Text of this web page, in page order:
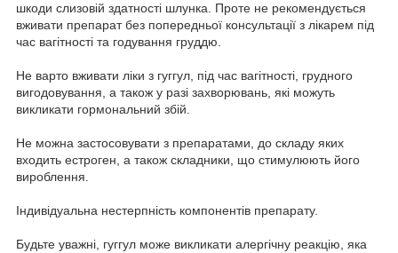
шкоди слизовій здатності шлунка. Проте не рекомендується
вживати препарат без попередньої консультації з лікарем під
час вагітності та годування груддю.
Не варто вживати ліки з гуггул, під час вагітності, грудного
вигодовування, а також у разі захворювань, які можуть
викликати гормональний збій.
Не можна застосовувати з препаратами, до складу яких
входить естроген, а також складники, що стимулюють його
вироблення.
Індивідуальна нестерпність компонентів препарату.
Будьте уважні, гуггул може викликати алергічну реакцію, яка